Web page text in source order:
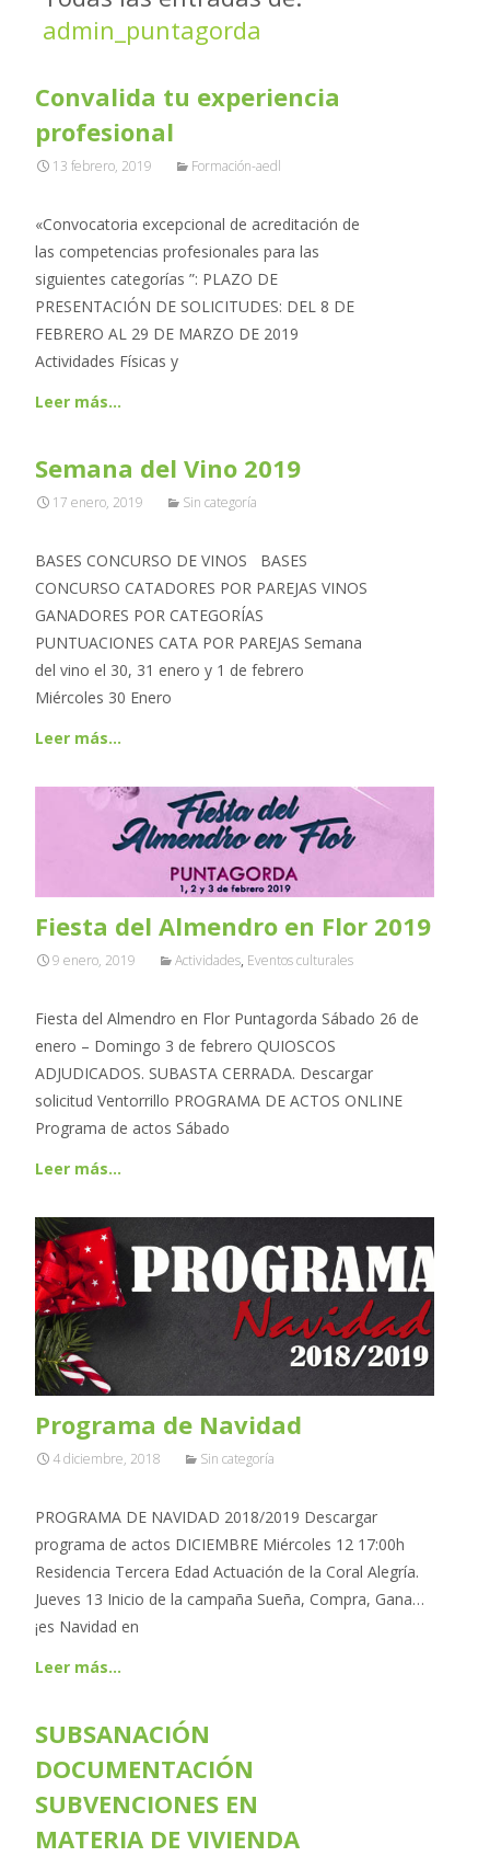
admin_puntagorda
Convalida tu experiencia
profesional
13 febrero, 2019 Formación-aedl
«Convocatoria excepcional de acreditación de
las competencias profesionales para las
siguientes categorías ”: PLAZO DE
PRESENTACIÓN DE SOLICITUDES: DEL 8 DE
FEBRERO AL 29 DE MARZO DE 2019
Actividades Físicas y
Leer más…
Semana del Vino 2019
17 enero, 2019 Sin categoría
BASES CONCURSO DE VINOS BASES
CONCURSO CATADORES POR PAREJAS VINOS
GANADORES POR CATEGORÍAS
PUNTUACIONES CATA POR PAREJAS Semana
del vino el 30, 31 enero y 1 de febrero
Miércoles 30 Enero
Leer más…
Fiesta del Almendro en Flor 2019
9 enero, 2019 Actividades, Eventos culturales
Fiesta del Almendro en Flor Puntagorda Sábado 26 de
enero – Domingo 3 de febrero QUIOSCOS
ADJUDICADOS. SUBASTA CERRADA. Descargar
solicitud Ventorrillo PROGRAMA DE ACTOS ONLINE
Programa de actos Sábado
Leer más…
Programa de Navidad
4 diciembre, 2018 Sin categoría
PROGRAMA DE NAVIDAD 2018/2019 Descargar
programa de actos DICIEMBRE Miércoles 12 17:00h
Residencia Tercera Edad Actuación de la Coral Alegría.
Jueves 13 Inicio de la campaña Sueña, Compra, Gana…
¡es Navidad en
Leer más…
SUBSANACIÓN
DOCUMENTACIÓN
SUBVENCIONES EN
MATERIA DE VIVIENDA